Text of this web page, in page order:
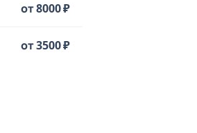
от 8000 ₽
от 3500 ₽